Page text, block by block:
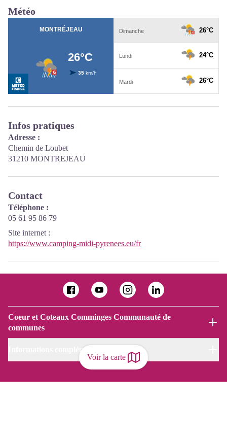
Voir la carte
Météo
Infos pratiques
Adresse :
Chemin de Loubet
31210 MONTREJEAU
Contact
Téléphone :
05 61 95 86 79
Site internet :
https://www.camping-midi-pyrenees.eu/fr
Coeur et Coteaux Comminges Communauté de
communes
Informations complémentaires